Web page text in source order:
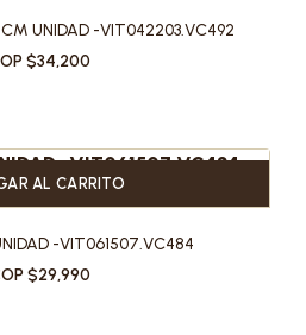
UNIDAD -VIT042203.VC492
$34,200
AL CARRITO
-VIT061507.VC484
$29,990